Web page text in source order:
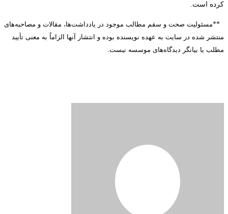
کرده است.
**مسئولیت صحت و سقم مطالب موجود در یادداشت‌ها، مقالات و مصاحبه‌های
منتشر شده در سایت به عهده نویسنده بوده و انتشار آنها الزاماً به معنی تأیید
مطلب یا بیانگر دیدگاه‌های موسسه نیست.